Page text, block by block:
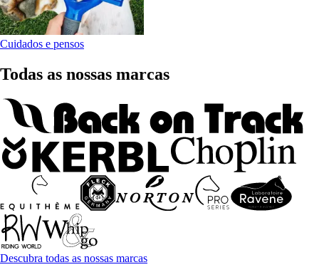
Cuidados e pensos
Todas as nossas marcas
Descubra todas as nossas marcas